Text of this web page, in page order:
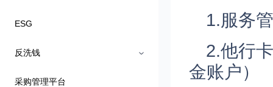
ESG
反洗钱
采购管理平台
1.服务
2.他行
金账户）